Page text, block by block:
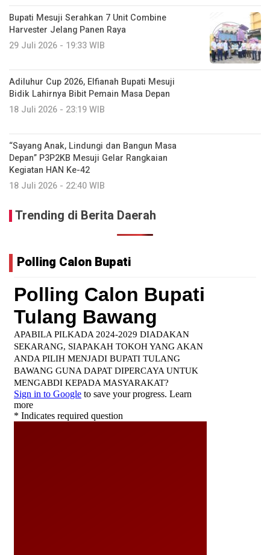
Bupati Mesuji Serahkan 7 Unit Combine
Harvester Jelang Panen Raya
29 Juli 2026 - 19:33 WIB
Adiluhur Cup 2026, Elfianah Bupati Mesuji
Bidik Lahirnya Bibit Pemain Masa Depan
18 Juli 2026 - 23:19 WIB
“Sayang Anak, Lindungi dan Bangun Masa
Depan” P3P2KB Mesuji Gelar Rangkaian
Kegiatan HAN Ke-42
18 Juli 2026 - 22:40 WIB
Trending di Berita Daerah
Polling Calon Bupati